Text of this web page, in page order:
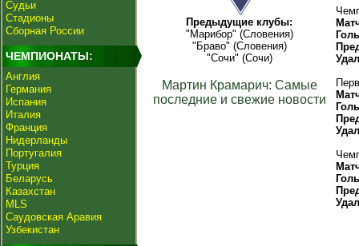
Судьи
Стадионы
Сборная России
ЧЕМПИОНАТЫ:
Англия
Германия
Испания
Италия
Франция
Нидерланды
Португалия
Турция
Беларусь
Казахстан
MLS
Саудовская Аравия
Узбекистан
Предыдущие клубы:
"Марибор" (Словения)
"Браво" (Словения)
"Сочи" (Сочи)
Мартин Крамарич: Самые
последние и свежие новости